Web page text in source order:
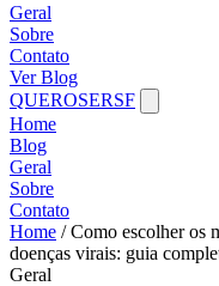
Geral
Sobre
Contato
Ver Blog
QUEROSERSF
Home
Blog
Geral
Sobre
Contato
Home / Como escolher os
doenças virais: guia
Geral